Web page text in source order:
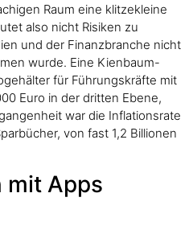
Raum eine klitzekleine
also nicht Risiken zu
und der Finanzbranche nicht
wurde. Eine Kienbaum-
für Führungskräfte mit
Euro in der dritten Ebene,
war die Inflationsrate
von fast 1,2 Billionen
mit Apps